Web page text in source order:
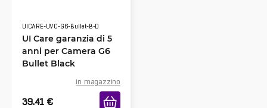
UICARE-UVC-G6-Bullet-B-D
UI Care garanzia di 5
anni per Camera G6
Bullet Black
in magazzino
39.41 €